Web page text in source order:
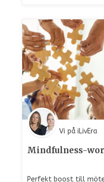
Vi på iLivEra
Mindfulness-
Perfekt boost till